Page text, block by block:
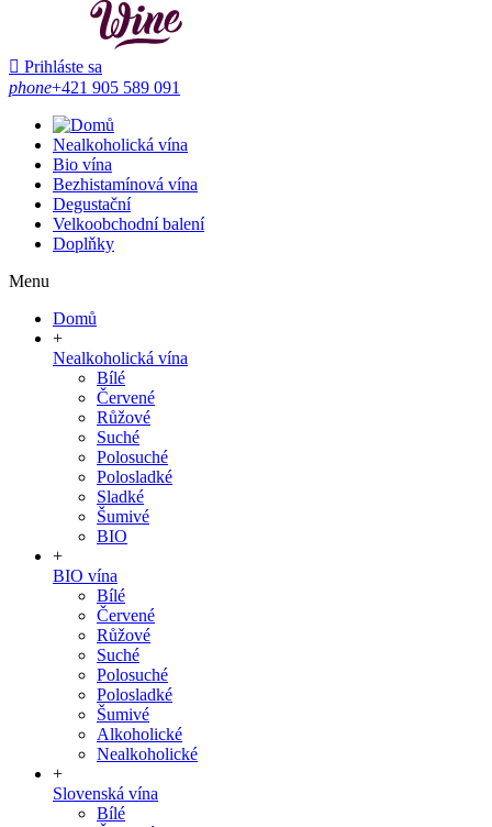
 Prihláste sa
phone+421 905 589 091
Nealkoholická vína
Bio vína
Bezhistamínová vína
Degustační
Velkoobchodní balení
Doplňky
Menu
Domů
+
Nealkoholická vína
Bílé
Červené
Růžové
Suché
Polosuché
Polosladké
Sladké
Šumivé
BIO
+
BIO vína
Bílé
Červené
Růžové
Suché
Polosuché
Polosladké
Šumivé
Alkoholické
Nealkoholické
+
Slovenská vína
Bílé